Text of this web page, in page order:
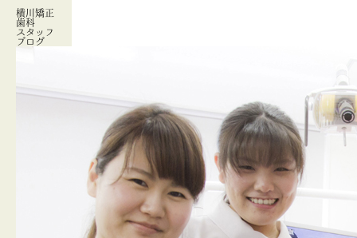
横川矯正
歯科
スタッフ
ブログ